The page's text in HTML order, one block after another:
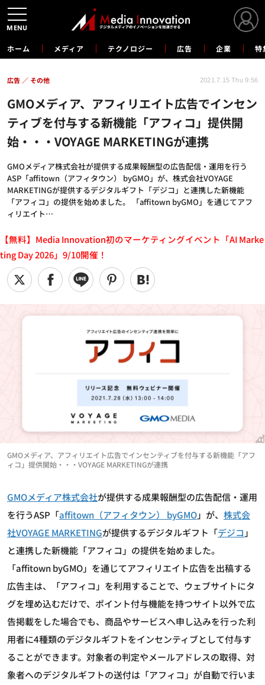
ホーム メディア テクノロジー 広告 企業 特
GMOメディア、アフィリエイト広告でインセン
ティブを付与する新機能「アフィコ」提供開
始・・・VOYAGE MARKETINGが連携
GMOメディア株式会社が提供する成果報酬型の広告配信・運用を行う
ASP「affitown（アフィタウン） byGMO」が、株式会社VOYAGE
MARKETINGが提供するデジタルギフト「デジコ」と連携した新機能
「アフィコ」の提供を始めました。 「affitown byGMO」を通じてアフ
ィリエイト…
広告 その他 2021.7.15 Thu 9:56
【無料】Media Innovation初のマーケティングイベント「AI Marke
ting Day 2026」9/10開催！
GMOメディア、アフィリエイト広告でインセンティブを付与する新機能「アフ
ィコ」提供開始・・・VOYAGE MARKETINGが連携
GMOメディア株式会社が提供する成果報酬型の広告配信・運用
を行うASP「affitown（アフィタウン） byGMO」が、 株式会
社VOYAGE MARKETINGが提供するデジタルギフト「デジコ 」
と連携した新機能「アフィコ」の提供を始めました。
「affitown byGMO」を通じてアフィリエイト広告を出稿する
広告主は、「アフィコ」を利用することで、ウェブサイトにタ
グを埋め込むだけで、ポイント付与機能を持つサイト以外で広
告掲載をした場合でも、商品やサービスへ申し込みを行った利
用者に4種類のデジタルギフトをインセンティブとして付与す
ることができます。対象者の判定やメールアドレスの取得、対
象者へのデジタルギフトの送付は「アフィコ」が自動で行いま
MENU